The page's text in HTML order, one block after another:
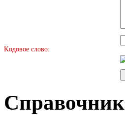
Kодовое слово:
Справочник